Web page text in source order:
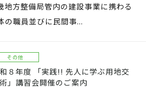
地方整備局管内の建設事業に携わる
の職員並びに民間事...
その他
８年度 「実践!! 先人に学ぶ用地交
」講習会開催のご案内